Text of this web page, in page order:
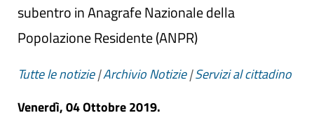
subentro in Anagrafe Nazionale della
Popolazione Residente (ANPR)
Tutte le notizie|Archivio Notizie|Servizi al cittadino
Venerdì, 04 Ottobre 2019.